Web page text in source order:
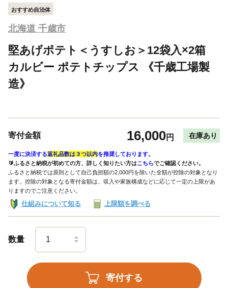
おすすめ自治体
北海道 千歳市
堅あげポテト＜うすしお＞12袋入×2箱
カルビー ポテトチップス 《千歳工場製
造》
寄付金額 16,000円 在庫あり
一度に決済する返礼品数は３つ以内を推奨しております。
🔰ふるさと納税が初めての方、詳しく知りたい方はこちらでご確認ください。
ふるさと納税では原則として自己負担額の2,000円を除いた全額が控除の対象となり
ます。控除の対象となる寄付金額は、収入や家族構成などに応じて一定の上限があ
りますのでご注意ください。
仕組みについて知る 上限額を調べる
数量
寄付する